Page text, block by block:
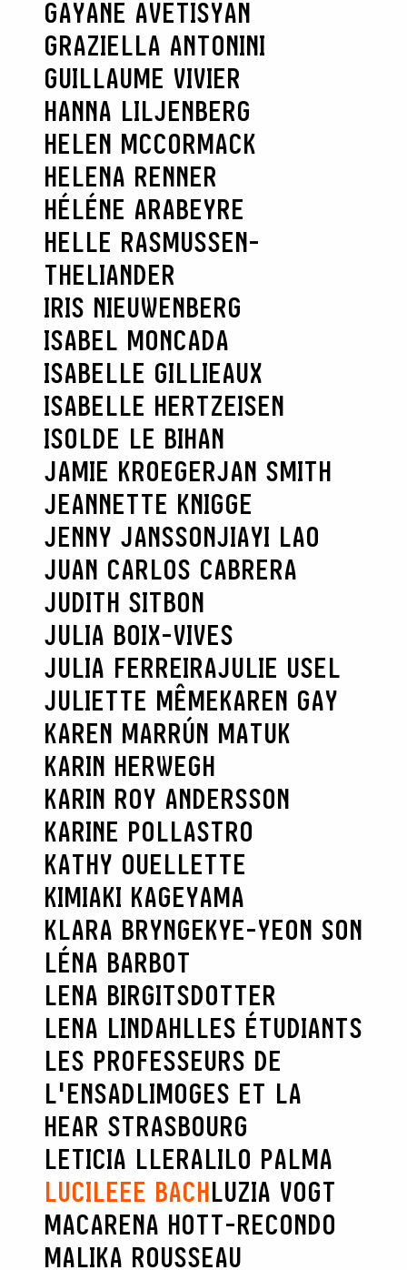
GAYANE AVETISYAN
GRAZIELLA ANTONINI
GUILLAUME VIVIER
HANNA LILJENBERG
HELEN MCCORMACK
HELENA RENNER
HÉLÉNE ARABEYRE
HELLE RASMUSSEN-
THELIANDER
IRIS NIEUWENBERG
ISABEL MONCADA
ISABELLE GILLIEAUX
ISABELLE HERTZEISEN
ISOLDE LE BIHAN
JAMIE KROEGERJAN SMITH
JEANNETTE KNIGGE
JENNY JANSSONJIAYI LAO
JUAN CARLOS CABRERA
JUDITH SITBON
JULIA BOIX-VIVES
JULIA FERREIRAJULIE USEL
JULIETTE MÊMEKAREN GAY
KAREN MARRÚN MATUK
KARIN HERWEGH
KARIN ROY ANDERSSON
KARINE POLLASTRO
KATHY OUELLETTE
KIMIAKI KAGEYAMA
KLARA BRYNGEKYE-YEON SON
LÉNA BARBOT
LENA BIRGITSDOTTER
LENA LINDAHLLES ÉTUDIANTS
LES PROFESSEURS DE
L'ENSADLIMOGES ET LA
HEAR STRASBOURG
LETICIA LLERALILO PALMA
LUCILEEE BACHLUZIA VOGT
MACARENA HOTT-RECONDO
MALIKA ROUSSEAU